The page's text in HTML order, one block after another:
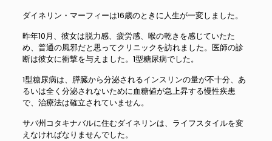
ダイネリン・マーフィーは16歳のときに人生が一変しました。
昨年10月、彼女は脱力感、疲労感、喉の乾きを感じていたた
め、普通の風邪だと思ってクリニックを訪れました。医師の診
断は彼女に衝撃を与えました。1型糖尿病でした。
1型糖尿病は、膵臓から分泌されるインスリンの量が不十分、あ
るいは全く分泌されないために血糖値が急上昇する慢性疾患
で、治療法は確立されていません。
サバ州コタキナバルに住むダイネリンは、ライフスタイルを変
えなければなりませんでした。